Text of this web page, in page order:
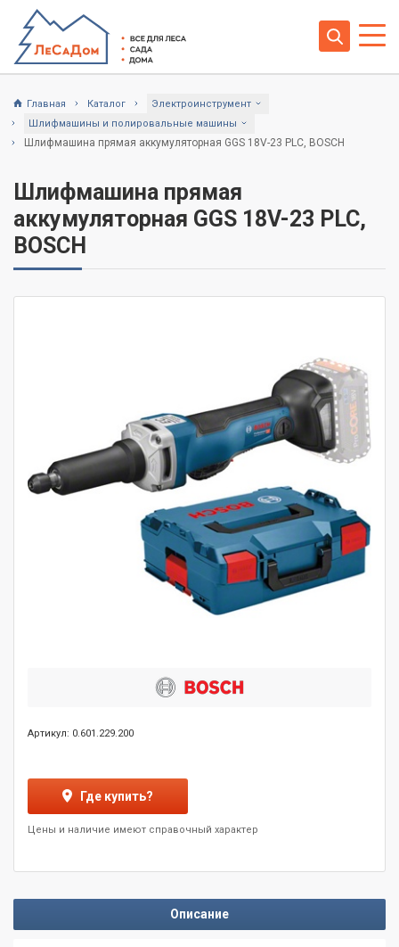
Главная Каталог
Электроинструмент
Шлифмашины и полировальные машины
Шлифмашина прямая аккумуляторная GGS 18V-23 PLC, BOSCH
Шлифмашина прямая
аккумуляторная GGS 18V-23 PLC,
BOSCH
Артикул: 0.601.229.200
Где купить?
Цены и наличие имеют справочный характер
Описание